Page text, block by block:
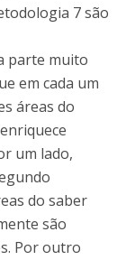
7 são
parte muito
em cada um
áreas do
um lado,
do saber
são
Por outro